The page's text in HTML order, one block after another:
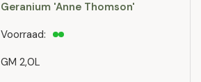
Geranium 'Anne Thomson'
GM 2,0L
Voorraad: